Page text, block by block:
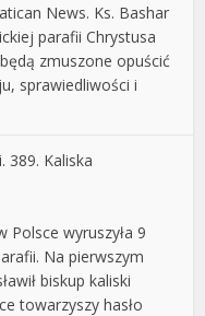
News. Ks. Bashar
parafii Chrystusa
zmuszone opuścić
sprawiedliwości i
389. Kaliska
Polsce wyruszyła 9
Na pierwszym
biskup kaliski
towarzyszy hasło